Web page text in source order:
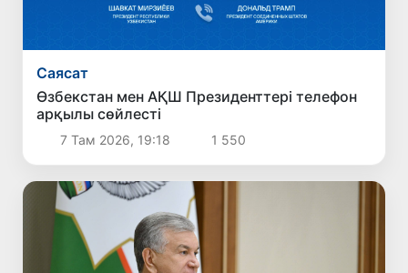
Саясат
Өзбекстан мен АҚШ Президенттері телефон
арқылы сөйлесті
7 Там 2026, 19:18 1 550